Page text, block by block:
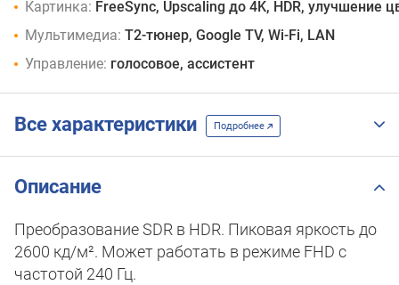
Картинка: FreeSync, Upscaling до 4K, HDR, улучшение
Мультимедиа: T2-тюнер, Google TV, Wi-Fi, LAN
Управление: голосовое, ассистент
Все характеристики Подробнее
Описание
Преобразование SDR в HDR. Пиковая яркость до
2600 кд/м². Может работать в режиме FHD с
частотой 240 Гц.